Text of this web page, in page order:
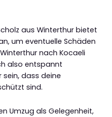
aus Winterthur bietet
um eventuelle Schäden
nach Kocaeli
also entspannt
sein, dass deine
sind.
Umzug als Gelegenheit,